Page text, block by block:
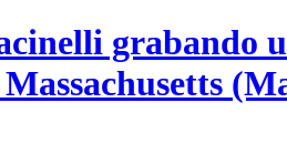
grabando